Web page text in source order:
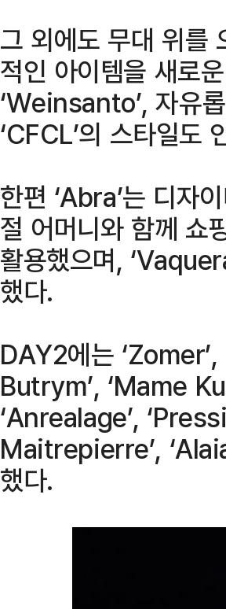
그 외에도 무대 위를
적인 아이템을 새로
‘Weinsanto’, 자유
‘CFCL’의 스타일도
한편 ‘Abra’는 디자
절 어머니와 함께 쇼
활용했으며,
했다.
DAY2에는
Butrym’, ‘Mame
‘Anrealage’,
Maitrepierre’,
했다.